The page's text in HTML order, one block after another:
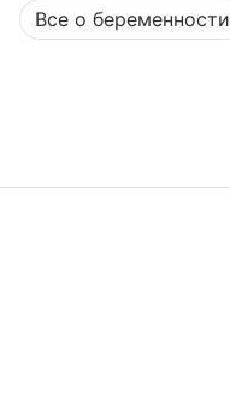
Все о беременности